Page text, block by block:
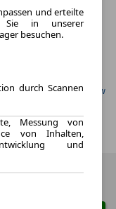
Gefunden auf Carwow
und erteilte
Sie in unserer
besuchen.
durch Scannen
Messung von
von Inhalten,
und